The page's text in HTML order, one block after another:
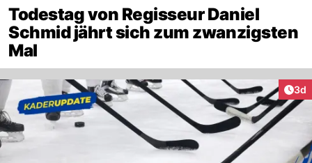
Todestag von Regisseur Daniel
Schmid jährt sich zum zwanzigsten
Mal
3d